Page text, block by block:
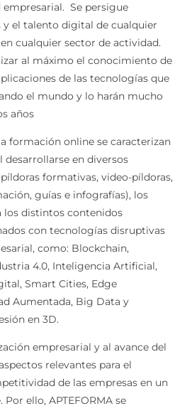
Se persigue
y el talento digital de cualquier
cualquier sector de actividad.
al máximo el conocimiento de
de las tecnologías que
el mundo y lo harán mucho
años
formación online se caracterizan
desarrollarse en diversos
formativas, video-píldoras,
guías e infografías), los
los distintos contenidos
con tecnologías disruptivas
como: Blockchain,
4.0, Inteligencia Artificial,
Smart Cities, Edge
Aumentada, Big Data y
en 3D.
empresarial y al avance del
relevantes para el
de las empresas en un
ello, APTEFORMA se